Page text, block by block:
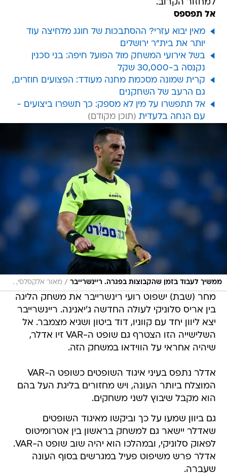
למחזור הקרוב.
אל תפספס
מאין יבוא עזרי? ההסתבכות של חוגג מלחיצה עוד
יותר את בית"ר ירושלים
בשל אירועי המשחק מול הפועל חיפה: בני סכנין
נקנסה ב-30,000 שקל
קרית שמונה מסכמת מחנה מעודד: הפצועים חוזרים,
גם הרעב של השחקנים
אל תתפשרו על מין לא מספק: כך תשפרו ביצועים -
עם הנחה בלעדית
ממשיך לעבוד בזמן שהקבוצות בפגרה. ריינשרייבר / מאור אלקסלסי, .
מחר (שבת) ישפוט רועי רינשרייבר את משחק הליגה
בין אריס סלוניקי לעולה החדשה ג'יאנינה. ריינשרייבר
יצא ליוון יחד עם קווניו, דוד ביטון ושגיא מצמבר. אל
השלישייה הזו הצטרף גם שופט ה-VAR זיו אדלר,
שיהיה אחראי על הווידאו במשחק הזה.
אדלר נתפס בעיני איגוד השופטים כשופט ה-VAR
המוצלח ביותר העונה, ויש מחזורים בליגת העל בהם
הוא מקבל שיבוץ לשני משחקים.
גם ביוון שמעו על כך וביקשו מאיגוד השופטים
שאדלר יישאר גם למשחק בראשון בין אטרומיטוס
לפאוק סלוניקי, ובמהלכו הוא יהיה שוב שופט ה-VAR.
אדלר פרש משיפוט פעיל במגרשים בסוף העונה
שעברה.